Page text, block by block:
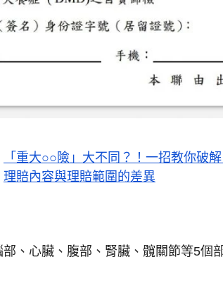
「重大○○險」大不同？！一招教你破解
理賠內容與理賠範圍的差異
、心臟、腹部、腎臟、髖關節等5個